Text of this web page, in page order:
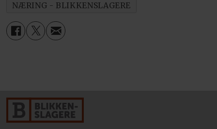
fra drift i en gitt periode.
Driftsresultat:
men først legges såkalte
finansinntekter til. Det kan være
NÆRING - BLIKKENSLAGERE